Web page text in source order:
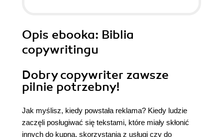
Opis ebooka: Biblia
copywritingu
Dobry copywriter zawsze
pilnie potrzebny!
Jak myślisz, kiedy powstała reklama? Kiedy ludzie
zaczęli posługiwać się tekstami, które miały skłonić
innych do kupna, skorzystania z usługi czy do